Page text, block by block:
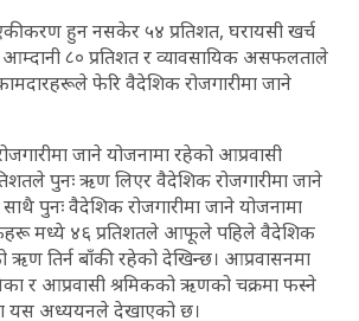
हुन नसकेर ५४ प्रतिशत, घरायसी खर्च
आम्दानी ८० प्रतिशत र व्यावसायिक असफलताले
फेरि वैदेशिक रोजगारीमा जाने
जाने योजनामा रहेको आप्रवासी
पुनः ऋण लिएर वैदेशिक रोजगारीमा जाने
पुनः वैदेशिक रोजगारीमा जाने योजनामा
मध्ये ४६ प्रतिशतले आफूले पहिले वैदेशिक
ऋण तिर्न बाँकी रहेको देखिन्छ। आप्रवासनमा
र आप्रवासी श्रमिकको ऋणको चक्रमा फस्ने
यस अध्ययनले देखाएको छ।